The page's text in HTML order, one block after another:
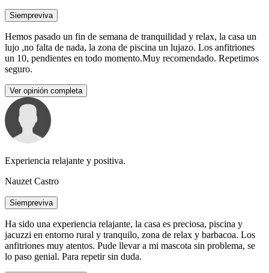
Siempreviva
Hemos pasado un fin de semana de tranquilidad y relax, la casa un
lujo ,no falta de nada, la zona de piscina un lujazo. Los anfitriones
un 10, pendientes en todo momento.Muy recomendado. Repetimos
seguro.
Ver opinión completa
Experiencia relajante y positiva.
Nauzet Castro
Siempreviva
Ha sido una experiencia relajante, la casa es preciosa, piscina y
jacuzzi en entorno rural y tranquilo, zona de relax y barbacoa. Los
anfitriones muy atentos. Pude llevar a mi mascota sin problema, se
lo paso genial. Para repetir sin duda.